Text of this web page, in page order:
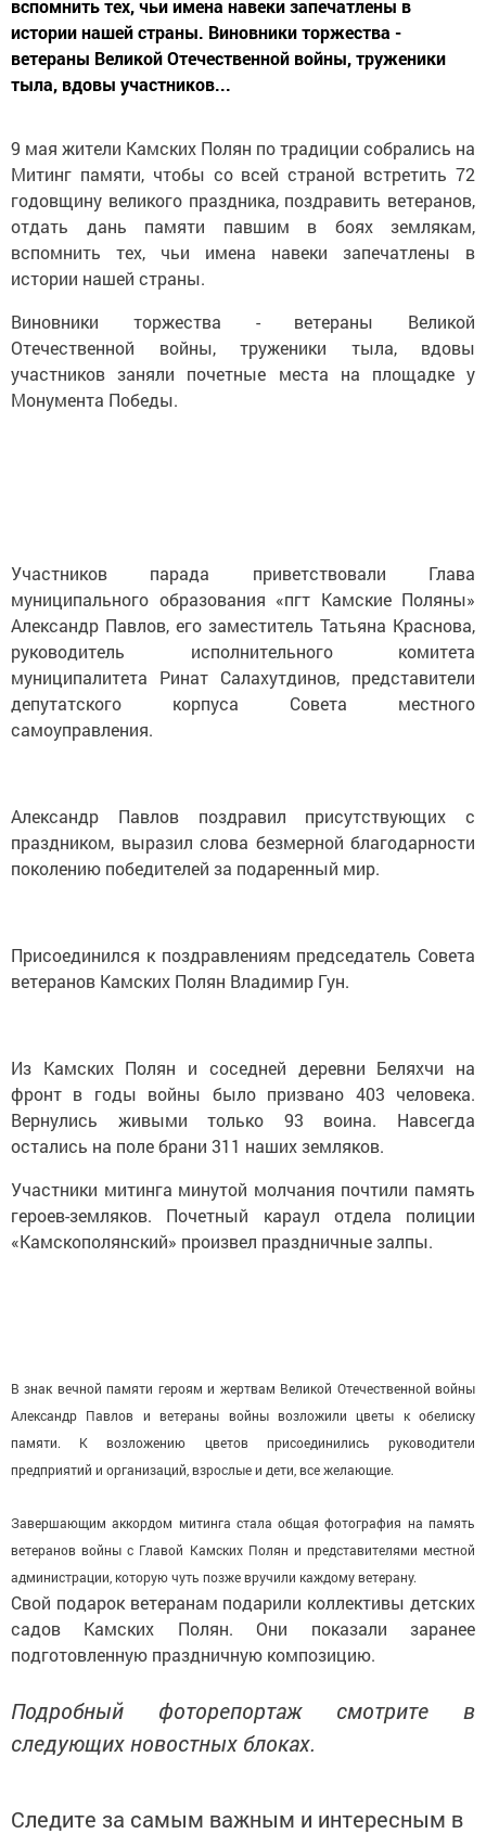
вспомнить тех, чьи имена навеки запечатлены в
истории нашей страны. Виновники торжества -
ветераны Великой Отечественной войны, труженики
тыла, вдовы участников...
9 мая жители Камских Полян по традиции собрались на
Митинг памяти, чтобы со всей страной встретить 72
годовщину великого праздника, поздравить ветеранов,
отдать дань памяти павшим в боях землякам,
вспомнить тех, чьи имена навеки запечатлены в
истории нашей страны.
Виновники торжества - ветераны Великой
Отечественной войны, труженики тыла, вдовы
участников заняли почетные места на площадке у
Монумента Победы.
Участников парада приветствовали Глава
муниципального образования «пгт Камские Поляны»
Александр Павлов, его заместитель Татьяна Краснова,
руководитель исполнительного комитета
муниципалитета Ринат Салахутдинов, представители
депутатского корпуса Совета местного
самоуправления.
Александр Павлов поздравил присутствующих с
праздником, выразил слова безмерной благодарности
поколению победителей за подаренный мир.
Присоединился к поздравлениям председатель Совета
ветеранов Камских Полян Владимир Гун.
Из Камских Полян и соседней деревни Беляхчи на
фронт в годы войны было призвано 403 человека.
Вернулись живыми только 93 воина. Навсегда
остались на поле брани 311 наших земляков.
Участники митинга минутой молчания почтили память
героев-земляков. Почетный караул отдела полиции
«Камскополянский» произвел праздничные залпы.
В знак вечной памяти героям и жертвам Великой Отечественной войны
Александр Павлов и ветераны войны возложили цветы к обелиску
памяти. К возложению цветов присоединились руководители
предприятий и организаций, взрослые и дети, все желающие.
Завершающим аккордом митинга стала общая фотография на память
ветеранов войны с Главой Камских Полян и представителями местной
администрации , которую чуть позже вручили каждому ветерану.
Свой подарок ветеранам подарили коллективы детских
садов Камских Полян. Они показали заранее
подготовленную праздничную композицию.
Подробный фоторепортаж смотрите в
следующих новостных блоках.
Следите за самым важным и интересным в